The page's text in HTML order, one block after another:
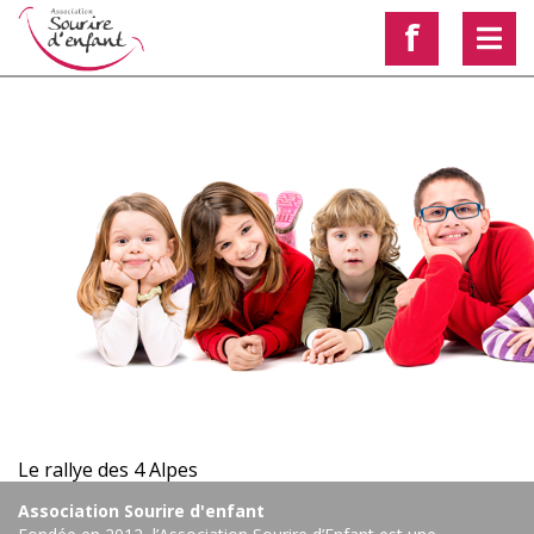
f
Le rallye des 4 Alpes
Association Sourire d'enfant